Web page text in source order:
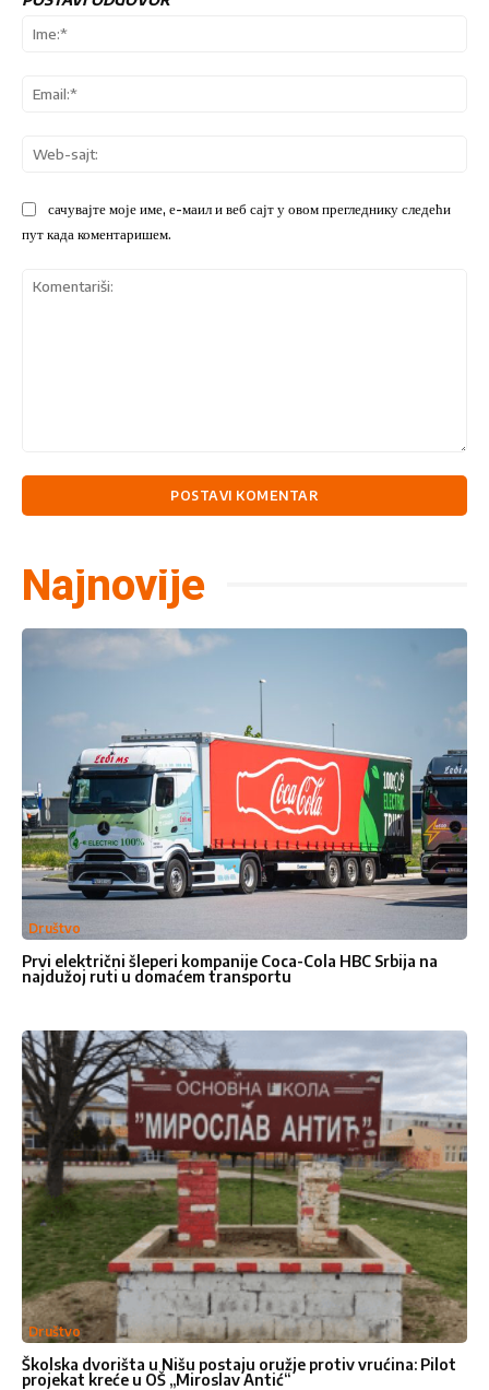
Kontakt
сачувајте моје име, е-маил и веб сајт у овом прегледнику следећи
пут када коментаришем.
Najnovije
Društvo
Prvi električni šleperi kompanije Coca-Cola HBC Srbija na
najdužoj ruti u domaćem transportu
Društvo
Školska dvorišta u Nišu postaju oružje protiv vrućina: Pilot
projekat kreće u OŠ „Miroslav Antić“